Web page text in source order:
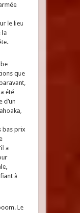
le lieu
la
que
été
d’un
bas prix
a
à
Le